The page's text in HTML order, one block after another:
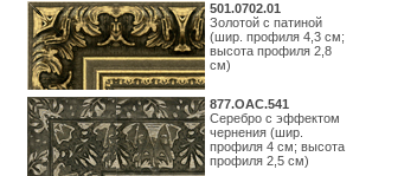
501.0702.01
Золотой с патиной
(шир. профиля 4,3 см;
высота профиля 2,8
см)
877.ОАС.541
Серебро с эффектом
чернения (шир.
профиля 4 см; высота
профиля 2,5 см)